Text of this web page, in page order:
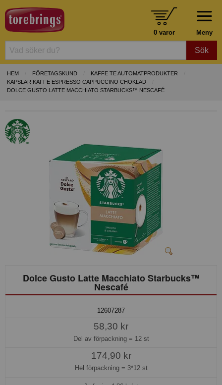
Meny
0 varor
Sök
HEM FÖRETAGSKUND
KAFFE TE AUTOMATPRODUKTER
KAPSLAR KAFFE ESPRESSO CAPPUCCINO CHOKLAD
DOLCE GUSTO LATTE MACCHIATO STARBUCKS™ NESCAFÉ
Dolce Gusto Latte Macchiato Starbucks™
Nescafé
12607287
58,30 kr
Del av förpackning = 12 st
174,90 kr
Hel förpackning = 3*12 st